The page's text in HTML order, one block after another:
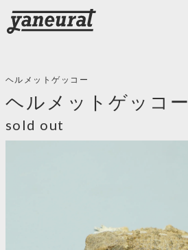
ヘルメットゲッコー
ヘルメットゲッコー
sold out